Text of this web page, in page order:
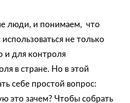
люди, и понимаем, что
не только
и для контроля
в стране. Но в этой
себе простой вопрос:
это зачем? Чтобы собрать